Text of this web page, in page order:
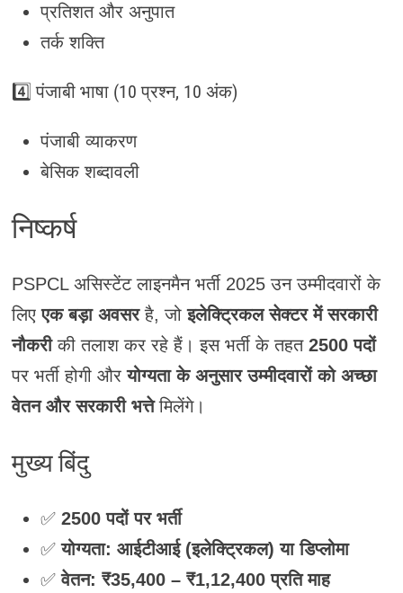
प्रतिशत और अनुपात
तर्क शक्ति
4️⃣ पंजाबी भाषा (10 प्रश्न, 10 अंक)
पंजाबी व्याकरण
बेसिक शब्दावली
निष्कर्ष
PSPCL असिस्टेंट लाइनमैन भर्ती 2025 उन उम्मीदवारों के
लिएएक बड़ा अवसरहै, जोइलेक्ट्रिकल सेक्टर में सरकारी
नौकरीकी तलाश कर रहे हैं। इस भर्ती के तहत 2500 पदों
पर भर्ती होगी औरयोग्यता के अनुसार उम्मीदवारों को अच्छा
वेतन और सरकारी भत्तेमिलेंगे।
मुख्य बिंदु
✅ 2500 पदों पर भर्ती
✅योग्यता: आईटीआई (इलेक्ट्रिकल) या डिप्लोमा
✅वेतन: ₹35,400 – ₹1,12,400 प्रति माह